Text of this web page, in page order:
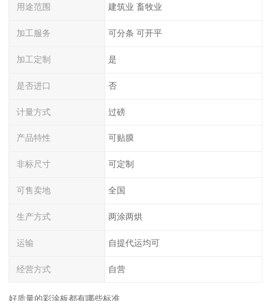
用途范围 建筑业 畜牧业
加工服务 可分条 可开平
加工定制 是
是否进口 否
计量方式 过磅
产品特性 可贴膜
非标尺寸 可定制
可售卖地 全国
生产方式 两涂两烘
运输 自提代运均可
经营方式 自营
好质量的彩涂板都有哪些标准